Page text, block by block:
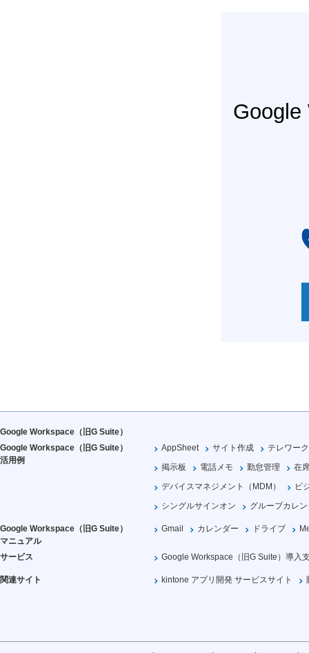
Google
Google Workspace（旧G Suite）
Google Workspace（旧G Suite）
活用例
AppSheet サイト作成
テレワーク
掲示板
電話メモ 勤怠管理
在
デバイスマネジメント（MDM）
ビ
シングルサインオン
グループカレ
Google Workspace（旧G Suite）
マニュアル
Gmail カレンダー ドライブ
サービス Google Workspace（旧G Suite）導入
関連サイト kintone アプリ開発 サービスサイト